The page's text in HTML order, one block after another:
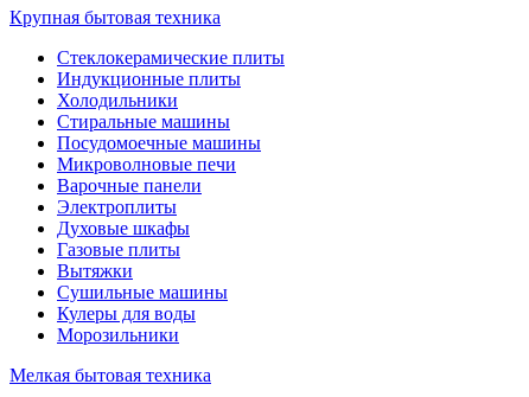
Крупная бытовая техника
Стеклокерамические плиты
Индукционные плиты
Холодильники
Стиральные машины
Посудомоечные машины
Микроволновые печи
Варочные панели
Электроплиты
Духовые шкафы
Газовые плиты
Вытяжки
Сушильные машины
Кулеры для воды
Морозильники
Мелкая бытовая техника